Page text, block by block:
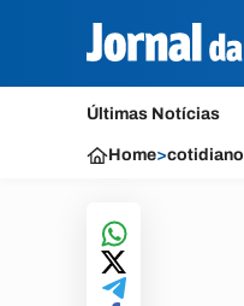
Últimas Notícias
Home>cotidiano